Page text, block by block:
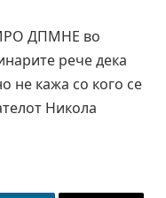
ДПМНЕ во
рече дека
не кажа со кого се
Никола